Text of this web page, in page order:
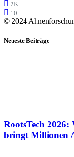
2K
10
© 2024
Neueste Beiträge
RootsTech 2026:
bringt Millionen